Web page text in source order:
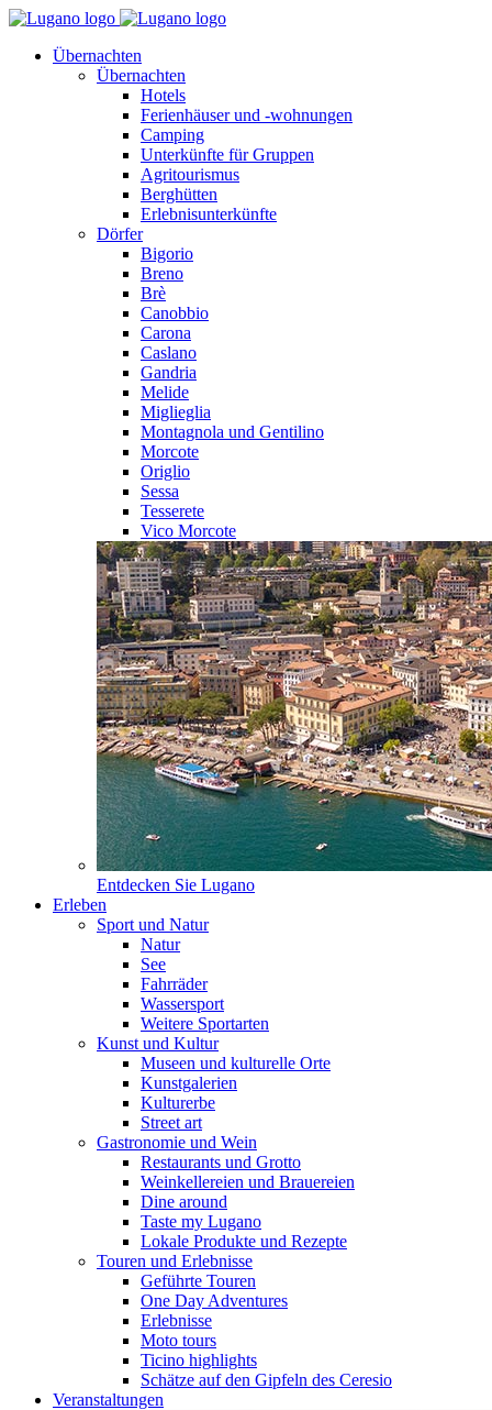
Übernachten
Übernachten
Hotels
Ferienhäuser und -wohnungen
Camping
Unterkünfte für Gruppen
Agritourismus
Berghütten
Erlebnisunterkünfte
Dörfer
Bigorio
Breno
Brè
Canobbio
Carona
Caslano
Gandria
Melide
Miglieglia
Montagnola und Gentilino
Morcote
Origlio
Sessa
Tesserete
Vico Morcote
Entdecken Sie Lugano
Erleben
Sport und Natur
Natur
See
Fahrräder
Wassersport
Weitere Sportarten
Kunst und Kultur
Museen und kulturelle Orte
Kunstgalerien
Kulturerbe
Street art
Gastronomie und Wein
Restaurants und Grotto
Weinkellereien und Brauereien
Dine around
Taste my Lugano
Lokale Produkte und Rezepte
Touren und Erlebnisse
Geführte Touren
One Day Adventures
Erlebnisse
Moto tours
Ticino highlights
Schätze auf den Gipfeln des Ceresio
Veranstaltungen